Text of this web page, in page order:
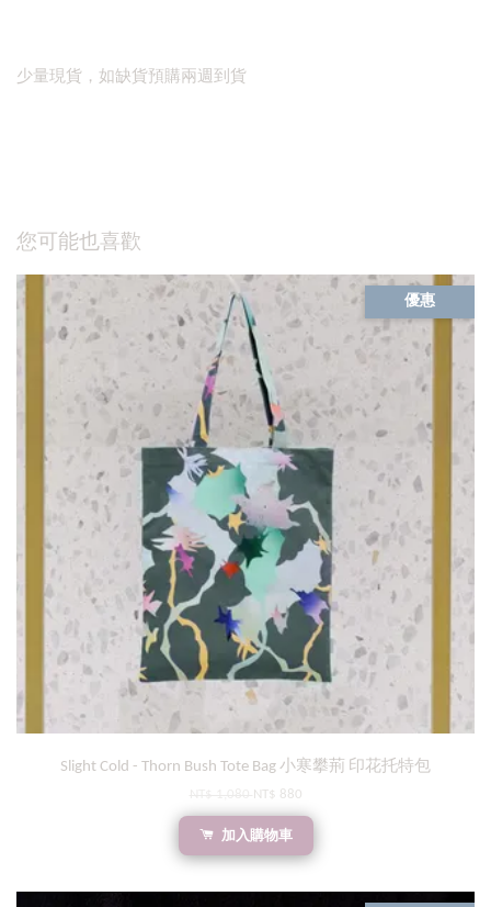
少量現貨，如缺貨預購兩週到貨
您可能也喜歡
優惠
Slight Cold - Thorn Bush Tote Bag 小寒攀荊 印花托特包
NT$ 880
加入購物車